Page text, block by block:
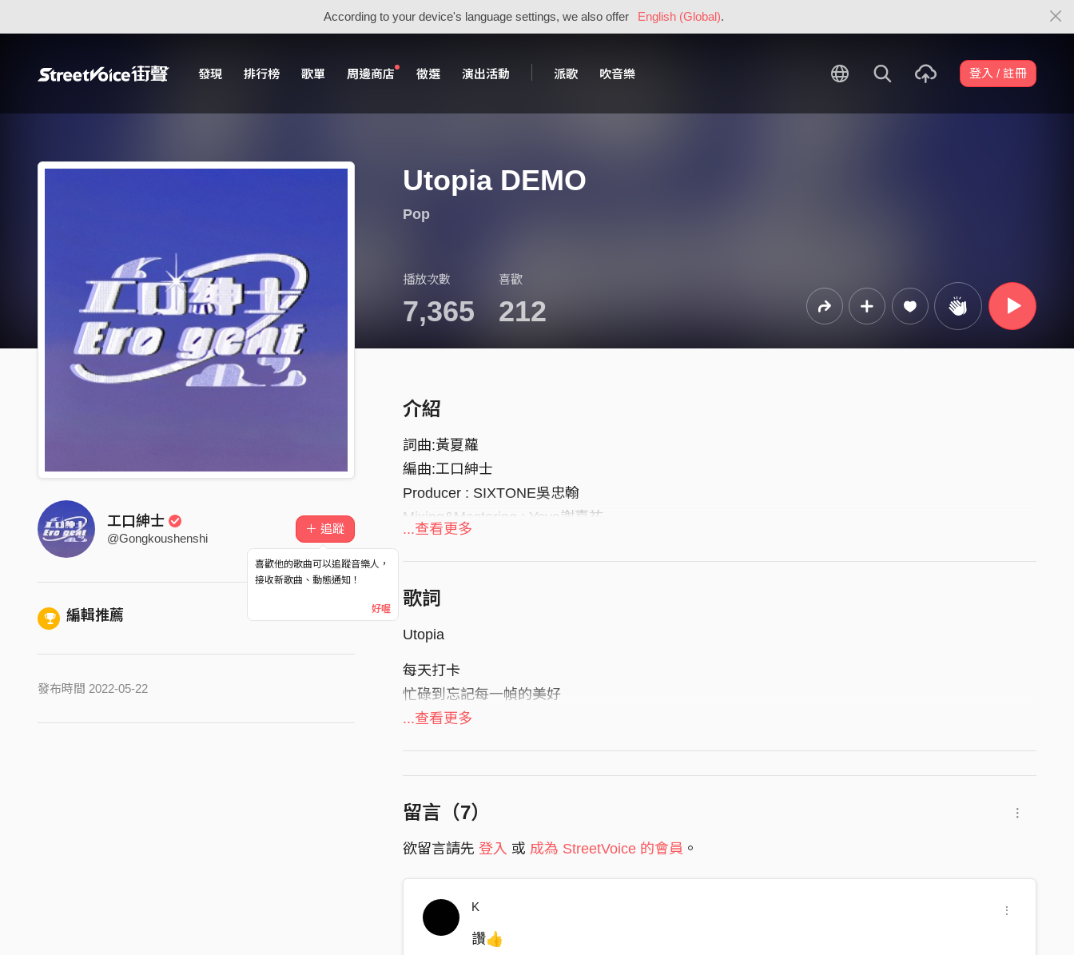
According to your device's language settings, we also offer English (Global).
發現 排行榜 歌單 周邊商店 徵選 演出活動 派歌 吹音樂 登入 / 註冊
Utopia DEMO
Pop
播放次數
7,365
喜歡
212
工口紳士
@Gongkoushenshi
＋ 追蹤
喜歡他的歌曲可以追蹤音樂人，
接收新歌曲、動態通知！
好喔
編輯推薦
發布時間 2022-05-22
介紹
詞曲:黃夏蘿
編曲:工口紳士
Producer : SIXTONE吳忠翰
Mixing&Mastering : Yoyo謝嘉祐
...查看更多
歌詞
Utopia
每天打卡
忙碌到忘記每一幀的美好
這是我的 容身之處？
隱藏自我 鮮明的存在
忘記陽光是什麼樣
無心闖入 Listen to your heart
Sunshine paradise!!
世界的規則更掉線
...查看更多
留言（7）
欲留言請先 登入 或 成為 StreetVoice 的會員 。
K
讚👍